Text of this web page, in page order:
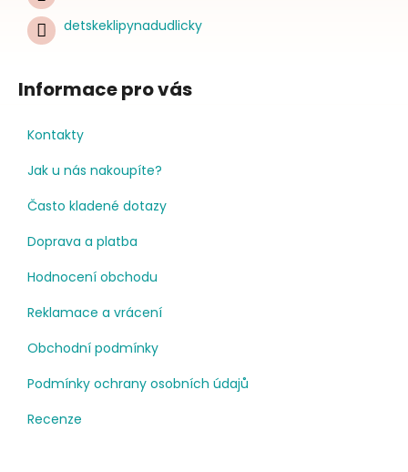
detskeklipynadudlicky
Informace pro vás
Kontakty
Jak u nás nakoupíte?
Často kladené dotazy
Doprava a platba
Hodnocení obchodu
Reklamace a vrácení
Obchodní podmínky
Podmínky ochrany osobních údajů
Recenze